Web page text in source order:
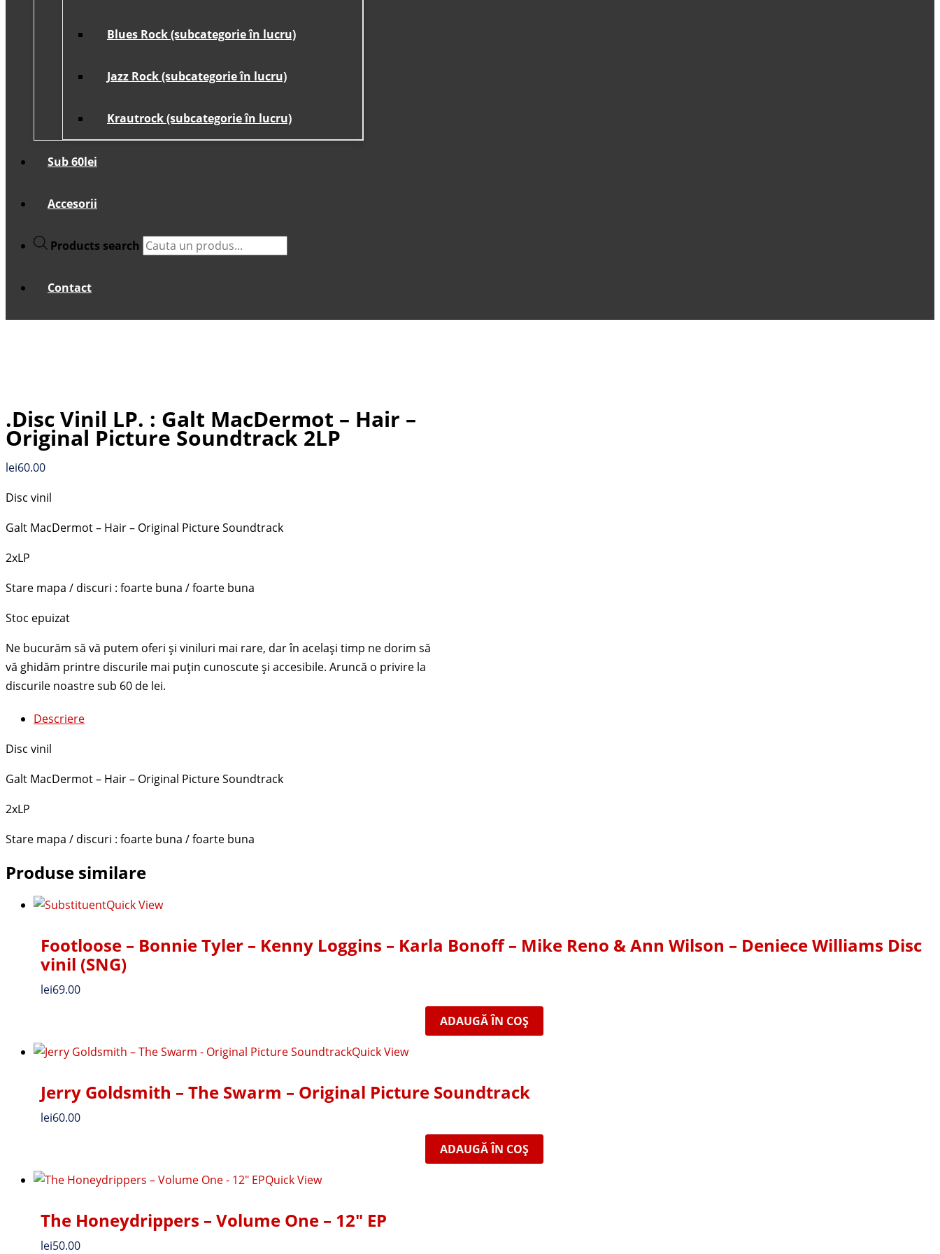
Blues Rock (subcategorie în lucru)
Jazz Rock (subcategorie în lucru)
Krautrock (subcategorie în lucru)
Sub 60lei
Accesorii
Products search
Contact
.Disc Vinil LP. : Galt MacDermot – Hair –
Original Picture Soundtrack 2LP
lei60.00
Disc vinil
Galt MacDermot – Hair – Original Picture Soundtrack
2xLP
Stare mapa / discuri : foarte buna / foarte buna
Stoc epuizat
Descriere
Disc vinil
Galt MacDermot – Hair – Original Picture Soundtrack
2xLP
Stare mapa / discuri : foarte buna / foarte buna
Produse similare
Quick View
Footloose – Bonnie Tyler – Kenny Loggins – Karla Bonoff – Mike Reno & Ann Wilson – Deniece Williams Disc
vinil (SNG)
lei69.00
ADAUGĂ ÎN COȘ
Quick View
Jerry Goldsmith – The Swarm – Original Picture Soundtrack
lei60.00
ADAUGĂ ÎN COȘ
Quick View
The Honeydrippers – Volume One – 12″ EP
lei50.00